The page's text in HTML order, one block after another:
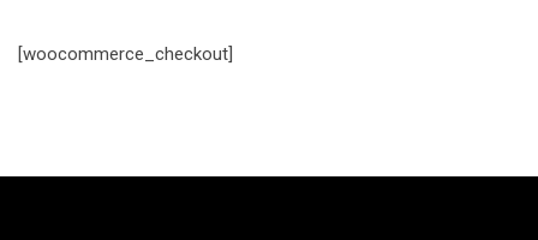
[woocommerce_checkout]